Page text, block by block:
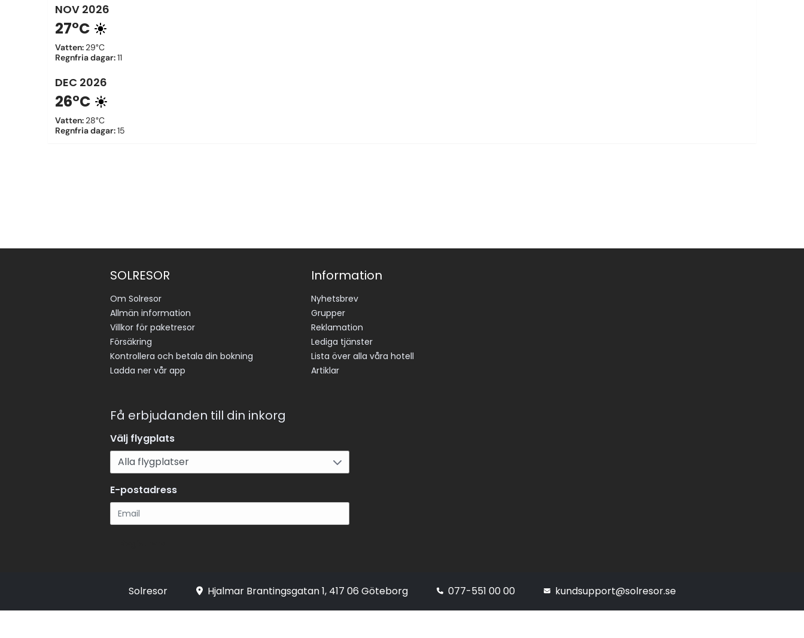
NOV 2026
27°C
Vatten: 29°C
Regnfria dagar:11
DEC 2026
26°C
Vatten: 28°C
Regnfria dagar:15
SOLRESOR
Om Solresor
Allmän information
Villkor för paketresor
Försäkring
Kontrollera och betala din bokning
Ladda ner vår app
Information
Nyhetsbrev
Grupper
Reklamation
Lediga tjänster
Lista över alla våra hotell
Artiklar
Få erbjudanden till din inkorg
Välj flygplats
E-postadress
Solresor Hjalmar Brantingsgatan 1, 417 06 Göteborg 077-551 00 00 kundsupport@solresor.se